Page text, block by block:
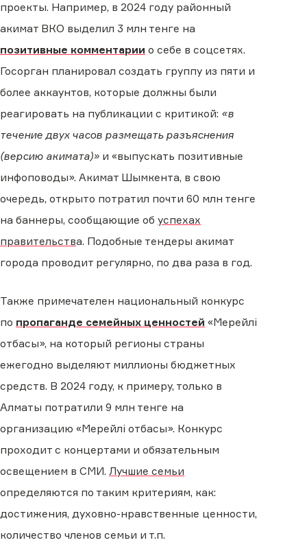
проекты. Например, в 2024 году районный
акимат ВКО выделил 3 млн тенге на
позитивные комментарии о себе в соцсетях.
Госорган планировал создать группу из пяти и
более аккаунтов, которые должны были
реагировать на публикации с критикой: «в
течение двух часов размещать разъяснения
(версию акимата)» и «выпускать позитивные
инфоповоды». Акимат Шымкента, в свою
очередь, открыто потратил почти 60 млн тенге
на баннеры, сообщающие об успехах
правительства. Подобные тендеры акимат
города проводит регулярно, по два раза в год.
Также примечателен национальный конкурс
по пропаганде семейных ценностей «Мерейлі
отбасы», на который регионы страны
ежегодно выделяют миллионы бюджетных
средств. В 2024 году, к примеру, только в
Алматы потратили 9 млн тенге на
организацию «Мерейлі отбасы». Конкурс
проходит с концертами и обязательным
освещением в СМИ. Лучшие семьи
определяются по таким критериям, как:
достижения, духовно-нравственные ценности,
количество членов семьи и т.п.